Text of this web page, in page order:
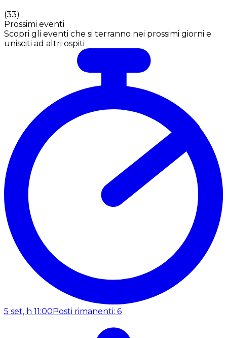
(33)
Prossimi eventi
Scopri gli eventi che si terranno nei prossimi giorni e
unisciti ad altri ospiti
5 set, h 11:00 Posti rimanenti: 6